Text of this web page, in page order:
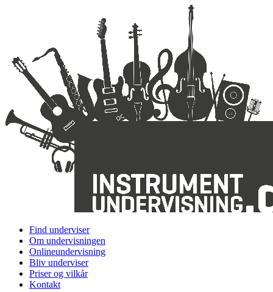
Find underviser
Om undervisningen
Onlineundervisning
Bliv underviser
Priser og vilkår
Kontakt